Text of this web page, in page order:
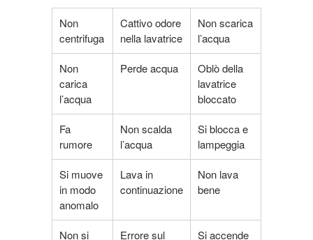
Non
centrifuga
Cattivo odore
nella lavatrice
Non scarica
l’acqua
Non
carica
l’acqua
Perde acqua
Oblò della
lavatrice
bloccato
Fa
rumore
Non scalda
l’acqua
Si blocca e
lampeggia
Si muove
in modo
anomalo
Lava in
continuazione
Non lava
bene
Non si
Errore sul
Si accende